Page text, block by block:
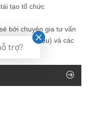
tạo tổ chức
bởi chuyên gia tư vấn
(
giới thiệu) và các
sự.
trợ?